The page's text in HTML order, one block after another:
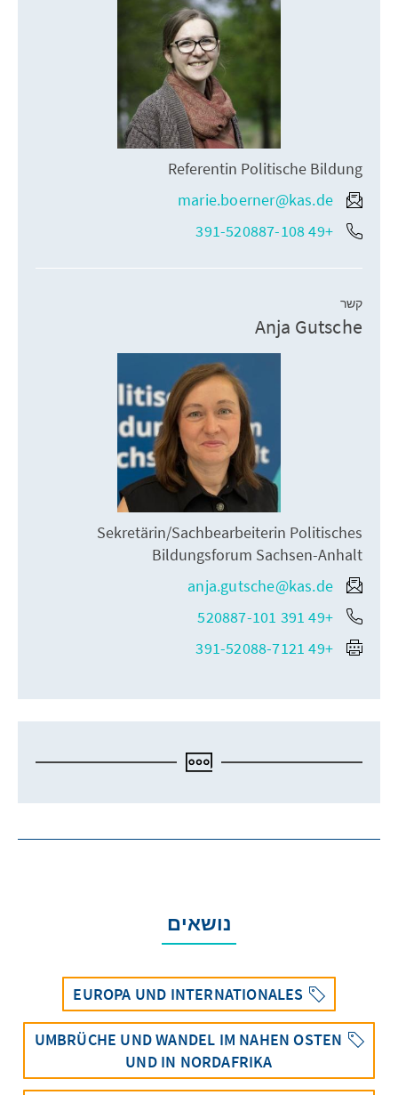
Referentin Politische Bildung
marie.boerner@kas.de
+49 391-520887-108
קשר
Anja Gutsche
Sekretärin/Sachbearbeiterin Politisches
Bildungsforum Sachsen-Anhalt
anja.gutsche@kas.de
+49 391 520887-101
+49 391-52088-7121
נושאים
EUROPA UND INTERNATIONALES
UMBRÜCHE UND WANDEL IM NAHEN OSTEN
UND IN NORDAFRIKA